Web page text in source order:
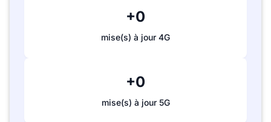
+0
mise(s) à jour 4G
+0
mise(s) à jour 5G